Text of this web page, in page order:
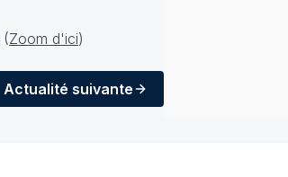
(Zoom d'ici)
Actualité suivante